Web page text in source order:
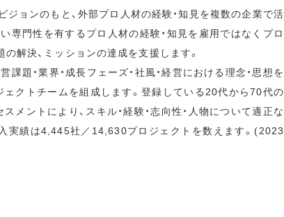
ジョンのもと、外部プロ人材の経験・知見を複数の企業で活
専門性を有するプロ人材の経験・知見を雇用ではなくプロ
解決、ミッションの達成を支援します。
題・業界・成長フェーズ・社風・経営における理念・思想を
ェクトチームを組成します。登録している20代から70代の
メントにより、スキル・経験・志向性・人物について適正な
実績は4,445社／14,630プロジェクトを数えます。(2023